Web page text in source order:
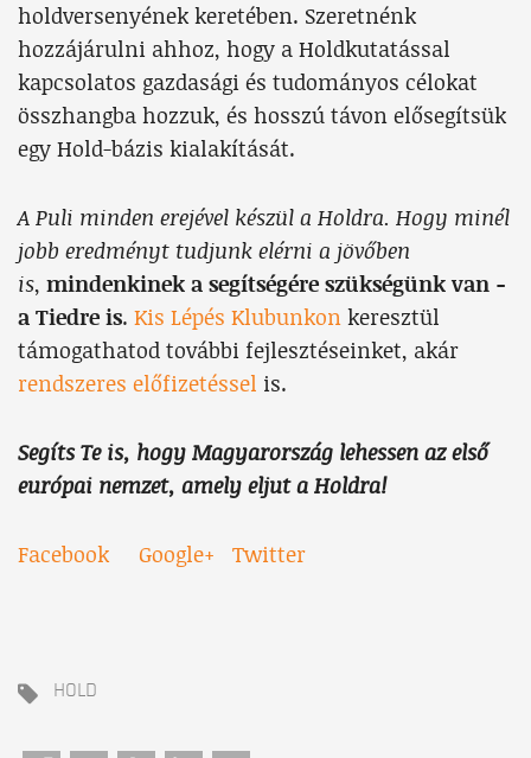
holdversenyének keretében. Szeretnénk
hozzájárulni ahhoz, hogy a Holdkutatással
kapcsolatos gazdasági és tudományos célokat
összhangba hozzuk, és hosszú távon elősegítsük
egy Hold-bázis kialakítását.
A Puli minden erejével készül a Holdra. Hogy minél
jobb eredményt tudjunk elérni a jövőben
is, mindenkinek a segítségére szükségünk van -
a Tiedre is. Kis Lépés Klubunkon keresztül
támogathatod további fejlesztéseinket, akár
rendszeres előfizetéssel is.
Segíts Te is, hogy Magyarország lehessen az első
európai nemzet, amely eljut a Holdra!
Facebook Google+ Twitter
HOLD